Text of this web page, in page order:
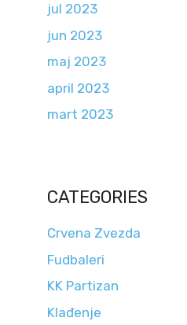
jul 2023
jun 2023
maj 2023
april 2023
mart 2023
CATEGORIES
Crvena Zvezda
Fudbaleri
KK Partizan
Klađenje